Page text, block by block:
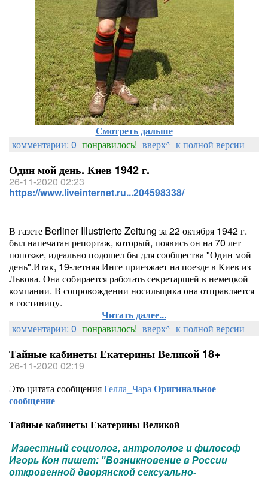
Смотреть дальше
комментарии: 0 понравилось! вверх^ к полной версии
Один мой день. Киев 1942 г.
26-11-2020 02:23
https://www.liveinternet.ru...204598338/
В газете Berliner Illustrierte Zeitung за 22 октября 1942 г.
был напечатан репортаж, который, появись он на 70 лет
попозже, идеально подошел бы для сообщества "Один мой
день".Итак, 19-летняя Инге приезжает на поезде в Киев из
Львова. Она собирается работать секретаршей в немецкой
компании. В сопровождении носильщика она отправляется
в гостиницу.
Читать далее...
комментарии: 0 понравилось! вверх^ к полной версии
Тайные кабинеты Екатерины Великой 18+
26-11-2020 02:19
Это цитата сообщенияГелла_ЧараОригинальное
сообщение
Тайные кабинеты Екатерины Великой
Известный социолог, антрополог и философ
Игорь Кон пишет: "Возникновение в России
откровенной дворянской сексуально-